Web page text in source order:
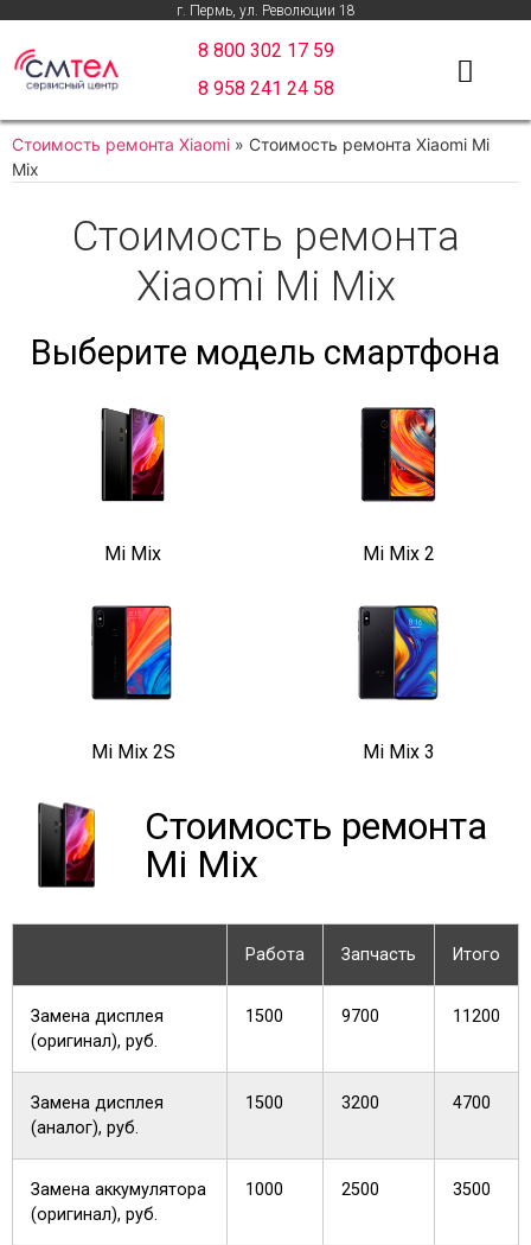
г. Пермь, ул. Революции 18
8 800 302 17 59
8 958 241 24 58
Стоимость ремонта Xiaomi » Стоимость ремонта Xiaomi Mi
Mix
Стоимость ремонта
Xiaomi Mi Mix
Выберите модель смартфона
Mi Mix Mi Mix 2
Mi Mix 2S Mi Mix 3
Стоимость ремонта
Mi Mix
Работа Запчасть Итого
Замена дисплея
(оригинал), руб.
1500 9700 11200
Замена дисплея
(аналог), руб.
1500 3200 4700
Замена аккумулятора
(оригинал), руб.
1000 2500 3500